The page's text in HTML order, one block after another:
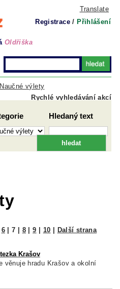
Translate
Registrace / Přihlášení
Oldřiška
Rychlé vyhledávání akcí
Naučné výlety
Hledaný text
6|7 8|9 10 Další strana
Krašov
věnuje hradu Krašov a okolní